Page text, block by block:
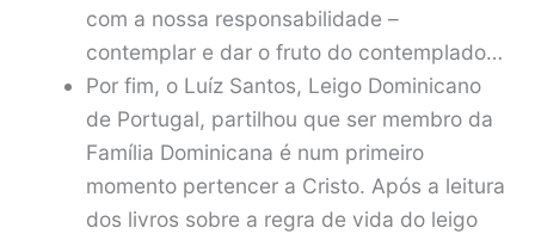
com a nossa responsabilidade –
contemplar e dar o fruto do contemplado…
Por fim, o Luíz Santos, Leigo Dominicano
de Portugal, partilhou que ser membro da
Família Dominicana é num primeiro
momento pertencer a Cristo. Após a leitura
dos livros sobre a regra de vida do leigo